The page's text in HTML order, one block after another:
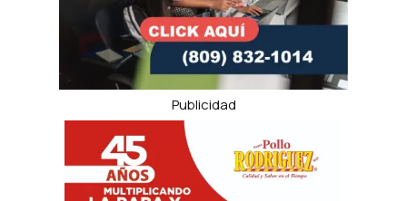
Publicidad